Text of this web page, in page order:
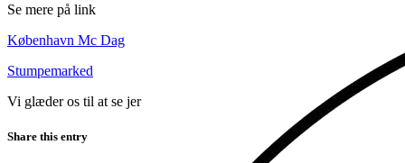
Se mere på link
København Mc Dag
Stumpemarked
Vi glæder os til at se jer
Share this entry